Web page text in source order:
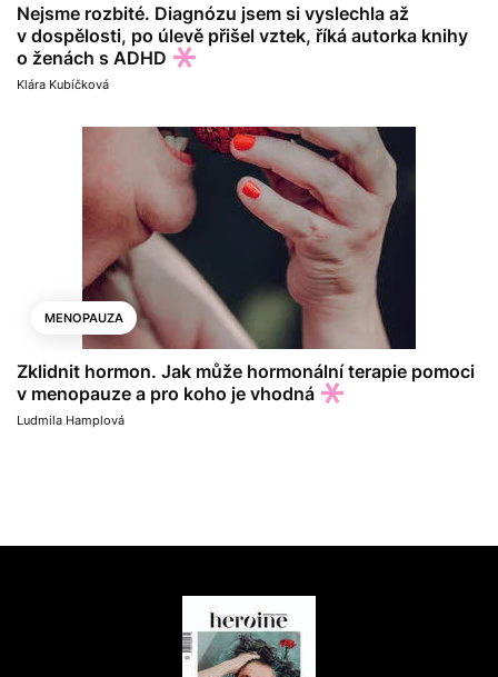
Nejsme rozbité. Diagnózu jsem si vyslechla až
v dospělosti, po úlevě přišel vztek, říká autorka knihy
o ženách s ADHD
Klára Kubíčková
MENOPAUZA
Zklidnit hormon. Jak může hormonální terapie pomoci
v menopauze a pro koho je vhodná
Ludmila Hamplová